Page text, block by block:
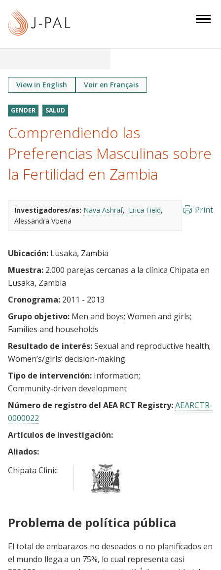
View in English Voir en Français
GENDER SALUD
Comprendiendo las
Preferencias Masculinas sobre
la Fertilidad en Zambia
Investigadores/as: Nava Ashraf
Erica Field
Alessandra Voena
Print
Ubicación: Lusaka, Zambia
Muestra: 2.000 parejas cercanas a la clínica Chipata en
Lusaka, Zambia
Cronograma: 2011 - 2013
Grupo objetivo: Men and boys Women and girls
Families and households
Resultado de interés:Sexual and reproductive health
Women’s/girls’ decision-making
Tipo de intervención: Information
Community-driven development
Número de registro del AEA RCT Registry:AEARCTR-
0000022
Artículos de investigación:
Aliados:
Chipata Clinic
Problema de política pública
El total de embarazos no deseados o no planificados en
el mundo llega a un 75%, lo cual representa casi